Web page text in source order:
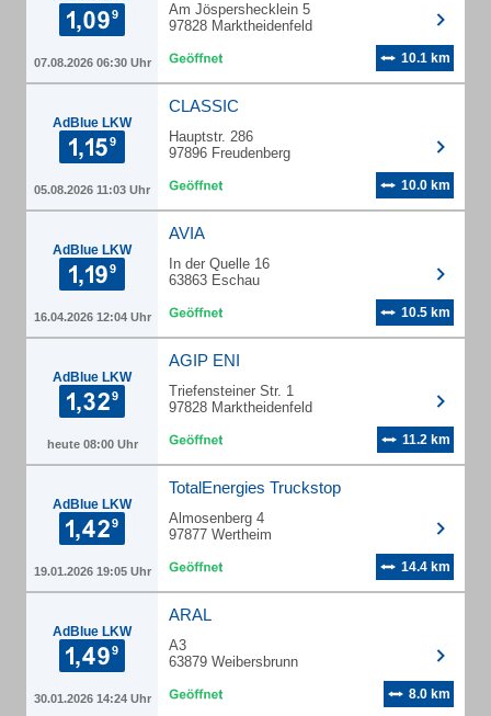
07.08.2026 06:30 Uhr
Am Jöspershecklein 5
97828 Marktheidenfeld
10.1 km
AdBlue LKW
05.08.2026 11:03 Uhr
CLASSIC
Hauptstr. 286
97896 Freudenberg
10.0 km
AdBlue LKW
16.04.2026 12:04 Uhr
AVIA
In der Quelle 16
63863 Eschau
10.5 km
AdBlue LKW
heute 08:00 Uhr
AGIP ENI
Triefensteiner Str. 1
97828 Marktheidenfeld
11.2 km
AdBlue LKW
19.01.2026 19:05 Uhr
TotalEnergies Truckstop
Almosenberg 4
97877 Wertheim
14.4 km
AdBlue LKW
30.01.2026 14:24 Uhr
ARAL
A3
63879 Weibersbrunn
8.0 km